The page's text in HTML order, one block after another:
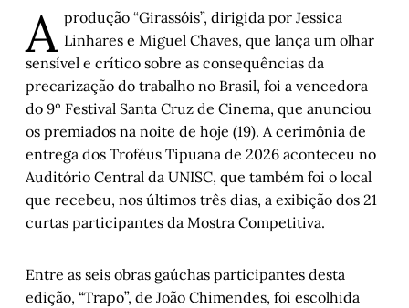
A produção “Girassóis”, dirigida por Jessica
Linhares e Miguel Chaves, que lança um olhar
sensível e crítico sobre as consequências da
precarização do trabalho no Brasil, foi a vencedora
do 9º Festival Santa Cruz de Cinema, que anunciou
os premiados na noite de hoje (19). A cerimônia de
entrega dos Troféus Tipuana de 2026 aconteceu no
Auditório Central da UNISC, que também foi o local
que recebeu, nos últimos três dias, a exibição dos 21
curtas participantes da Mostra Competitiva.
Entre as seis obras gaúchas participantes desta
edição, “Trapo”, de João Chimendes, foi escolhida